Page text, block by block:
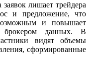
лишает трейдера
и предложение, что
и повышает
брокером данных. В
видят объемы
сформированные